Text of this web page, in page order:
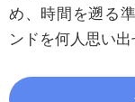
め、時間を遡る
ンドを何人思い